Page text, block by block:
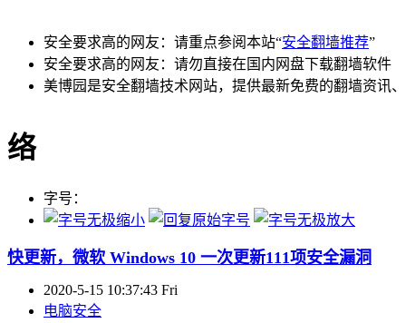
安全要求高的网友：请重点参阅本站“安全翻墙推荐”
安全要求高的网友：请勿直接在国内网盘下载翻墙软件
美博园是安全翻墙技术网站，提供最新免费的翻墙资讯
络
字号：
快更新，微软 Windows 10 一次更新111项安全漏洞
2020-5-15 10:37:43 Fri
电脑安全